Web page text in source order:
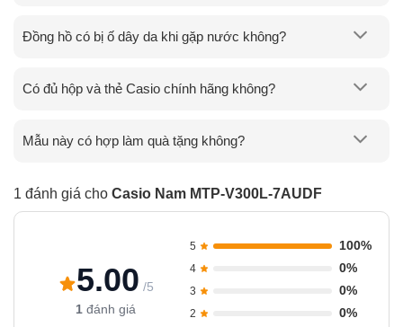
Đồng hồ có bị ố dây da khi gặp nước không?
Có đủ hộp và thẻ Casio chính hãng không?
Mẫu này có hợp làm quà tặng không?
1 đánh giá cho Casio Nam MTP-V300L-7AUDF
5.00 /5
1 đánh giá
5 100%
4 0%
3 0%
2 0%